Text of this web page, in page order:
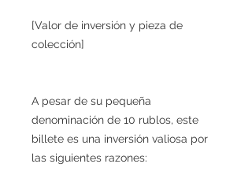
[Valor de inversión y pieza de
colección]
A pesar de su pequeña
denominación de 10 rublos, este
billete es una inversión valiosa por
las siguientes razones: